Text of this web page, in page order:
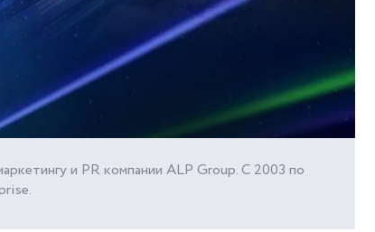
и PR компании ALP Group. С 2003 по